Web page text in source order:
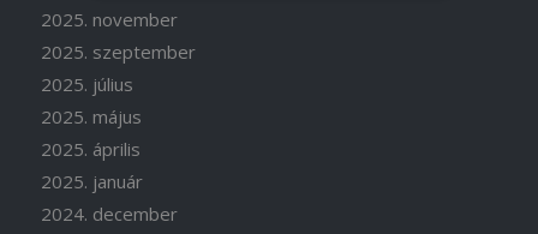
2025. november
2025. szeptember
2025. július
2025. május
2025. április
2025. január
2024. december